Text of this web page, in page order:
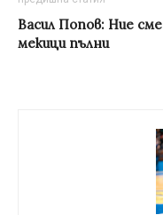
Васил Попов: Ние сме
мекици пълни